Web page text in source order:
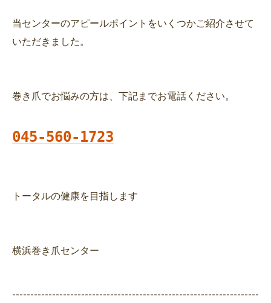
当センターのアピールポイントをいくつかご紹介させて
いただきました。
巻き爪でお悩みの方は、下記までお電話ください。
トータルの健康を目指します
横浜巻き爪センター
--------------------------------------------------------------------